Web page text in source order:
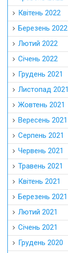
Квітень 2022
Березень 2022
Лютий 2022
Січень 2022
Грудень 2021
Листопад 2021
Жовтень 2021
Вересень 2021
Серпень 2021
Червень 2021
Травень 2021
Квітень 2021
Березень 2021
Лютий 2021
Січень 2021
Грудень 2020